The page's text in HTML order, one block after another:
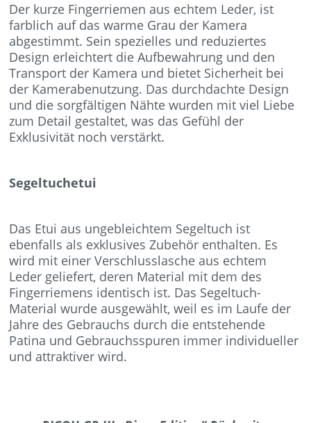
Der kurze Fingerriemen aus echtem Leder, ist
farblich auf das warme Grau der Kamera
abgestimmt. Sein spezielles und reduziertes
Design erleichtert die Aufbewahrung und den
Transport der Kamera und bietet Sicherheit bei
der Kamerabenutzung. Das durchdachte Design
und die sorgfältigen Nähte wurden mit viel Liebe
zum Detail gestaltet, was das Gefühl der
Exklusivität noch verstärkt.
Segeltuchetui
Das Etui aus ungebleichtem Segeltuch ist
ebenfalls als exklusives Zubehör enthalten. Es
wird mit einer Verschlusslasche aus echtem
Leder geliefert, deren Material mit dem des
Fingerriemens identisch ist. Das Segeltuch-
Material wurde ausgewählt, weil es im Laufe der
Jahre des Gebrauchs durch die entstehende
Patina und Gebrauchsspuren immer individueller
und attraktiver wird.